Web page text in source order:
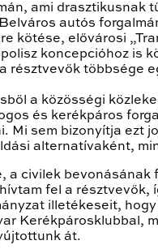
ami drasztikusnak
autós
kötése, elővárosi
koncepcióhoz is
résztvevők
a közösségi
és kerékpáros
Mi sem bizonyítja ezt
alternatívaként,
a civilek
fel a résztvevők,
illetékeseit,
Kerékpárosklubbal,
át.